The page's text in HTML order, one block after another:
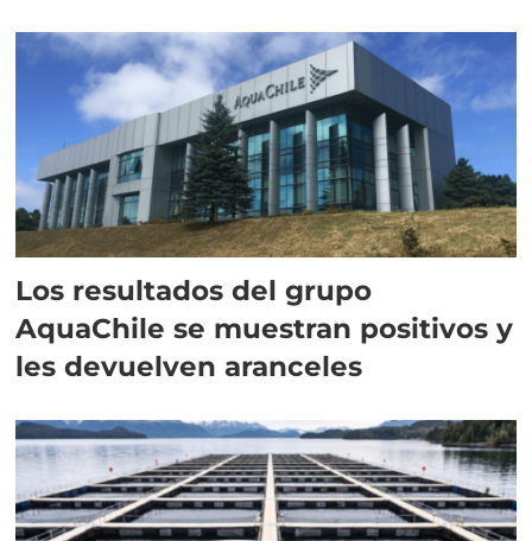
Los resultados del grupo
AquaChile se muestran positivos y
les devuelven aranceles